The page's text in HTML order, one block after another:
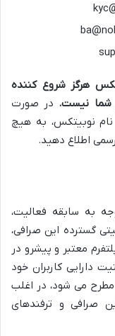
هرگز شروع کننده
شما نیست. در صورت
نوبیتکس، به هیچ
اطلاع دهید.
به سابقه فعالیت،
گسترده این صرافی،
معتبر و پیشرو در
دارایی کاربران خود
می شود، در اغلب
صرافی و ترفندهای